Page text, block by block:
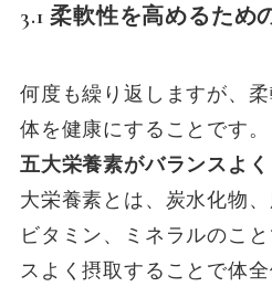
3.1 柔軟性を高めるため
何度も繰り返しますが、柔
体を健康にすることです。
五大栄養素がバランスよ
大栄養素とは、炭水化物、
ビタミン、ミネラルのこ
スよく摂取することで体